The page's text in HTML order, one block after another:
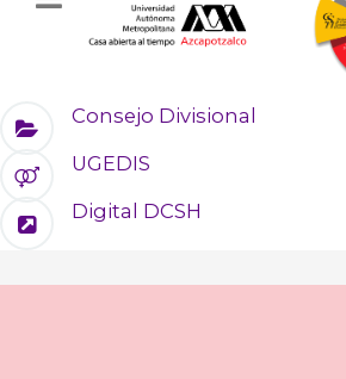
Consejo Divisional
UGEDIS
Digital DCSH